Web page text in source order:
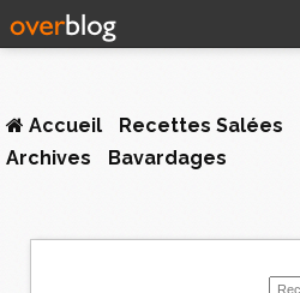
Accueil Recettes Salées
Archives
Bavardages